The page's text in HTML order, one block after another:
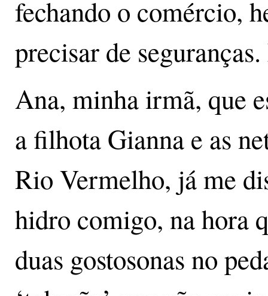
fechando o comércio,
precisar de
Ana, minha irmã, que
a filhota Gianna e as
Rio Vermelho, já me
hidro comigo, na hora
duas gostosonas no